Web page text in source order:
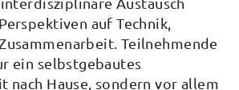
Austausch
auf Technik,
Teilnehmende
ein selbstgebautes
nach Hause, sondern vor allem